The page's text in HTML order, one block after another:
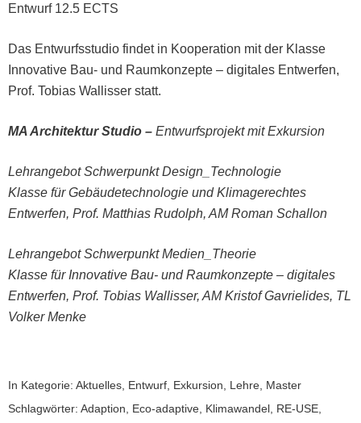
Entwurf 12.5 ECTS
Das Entwurfsstudio findet in Kooperation mit der Klasse
Innovative Bau‐ und Raumkonzepte – digitales Entwerfen,
Prof. Tobias Wallisser statt.
MA Architektur Studio – Entwurfsprojekt mit Exkursion
Lehrangebot Schwerpunkt Design_Technologie
Klasse für Gebäudetechnologie und Klimagerechtes
Entwerfen, Prof. Matthias Rudolph, AM Roman Schallon
Lehrangebot Schwerpunkt Medien_Theorie
Klasse für Innovative Bau‐ und Raumkonzepte – digitales
Entwerfen, Prof. Tobias Wallisser, AM Kristof Gavrielides, TL
Volker Menke
In Kategorie: Aktuelles Entwurf Exkursion Lehre Master
Schlagwörter: Adaption Eco-adaptive Klimawandel RE-USE